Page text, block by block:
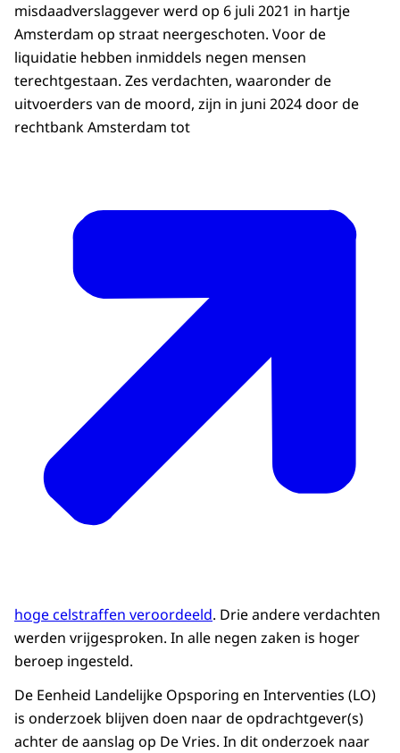
misdaadverslaggever werd op 6 juli 2021 in hartje
Amsterdam op straat neergeschoten. Voor de
liquidatie hebben inmiddels negen mensen
terechtgestaan. Zes verdachten, waaronder de
uitvoerders van de moord, zijn in juni 2024 door de
rechtbank Amsterdam tot
hoge celstraffen veroordeeld. Drie andere verdachten
werden vrijgesproken. In alle negen zaken is hoger
beroep ingesteld.
De Eenheid Landelijke Opsporing en Interventies (LO)
is onderzoek blijven doen naar de opdrachtgever(s)
achter de aanslag op De Vries. In dit onderzoek naar